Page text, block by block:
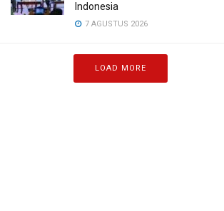
Indonesia
7 AGUSTUS 2026
LOAD MORE